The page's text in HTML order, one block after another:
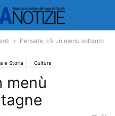
Pensate, c’è un menù soltanto
e Storia Cultura
menù